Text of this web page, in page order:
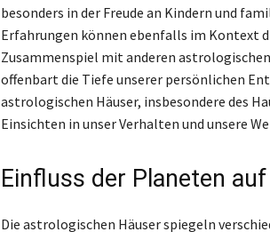
besonders in der Freude an Kindern und
Erfahrungen können ebenfalls im Kontext
Zusammenspiel mit anderen
offenbart die Tiefe unserer persönlichen
astrologischen Häuser, insbesondere des
Einsichten in unser Verhalten und unsere
Einfluss der Planeten
Die astrologischen Häuser spiegeln